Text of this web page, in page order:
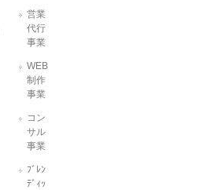
営業
代行
事業
WEB
制作
事業
コン
サル
事業
ﾌﾞﾚﾝ
ﾃﾞｨｯ